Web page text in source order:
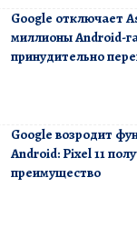
Google отключает
миллионы Android-
принудительно
Google возродит
Android: Pixel 11
преимущество